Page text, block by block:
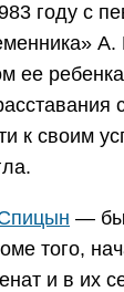
году с
А.
ее
к своим
—
того,
и в их